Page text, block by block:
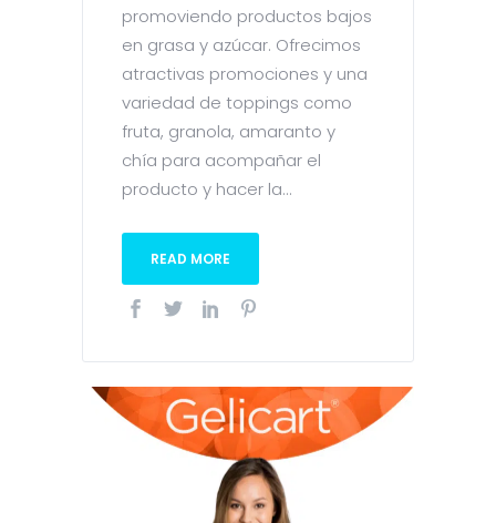
promoviendo productos bajos
en grasa y azúcar. Ofrecimos
atractivas promociones y una
variedad de toppings como
fruta, granola, amaranto y
chía para acompañar el
producto y hacer la...
READ MORE